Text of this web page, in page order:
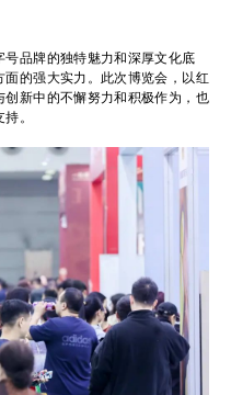
品牌的独特魅力和深厚文化底
的强大实力。此次博览会，以红
新中的不懈努力和积极作为，也
。